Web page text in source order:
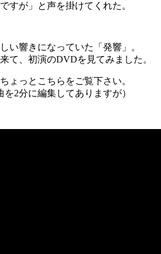
すが」と声を掛けてくれた。
い響きになっていた「発響」。
て、初演のDVDを見てみました。
ょっとこちらをご覧下さい。
を2分に編集してありますが）